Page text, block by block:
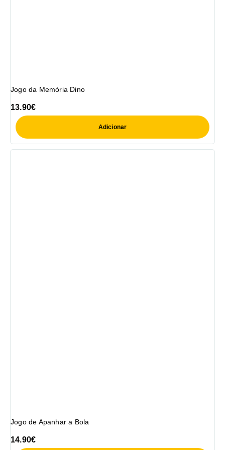
Jogo da Memória Dino
13.90€
Adicionar
Jogo de Apanhar a Bola
14.90€